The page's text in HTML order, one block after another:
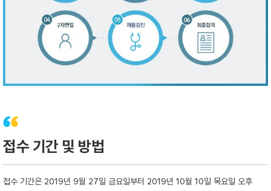
접수 기간 및 방법
접수 기간은 2019년 9월 27일 금요일부터 2019년 10월 10일 목요일 오후